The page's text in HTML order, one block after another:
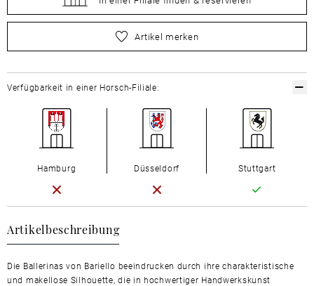
wählen Sie zuerst Ihre Größe aus
Artikel merken
Artikelbeschreibung
Die Ballerinas von Bariello beeindrucken durch ihre charakteristische
und makellose Silhouette, die in hochwertiger Handwerkskunst
Verfügbarkeit in einer Horsch-Filiale:
Hamburg Düsseldorf Stuttgart